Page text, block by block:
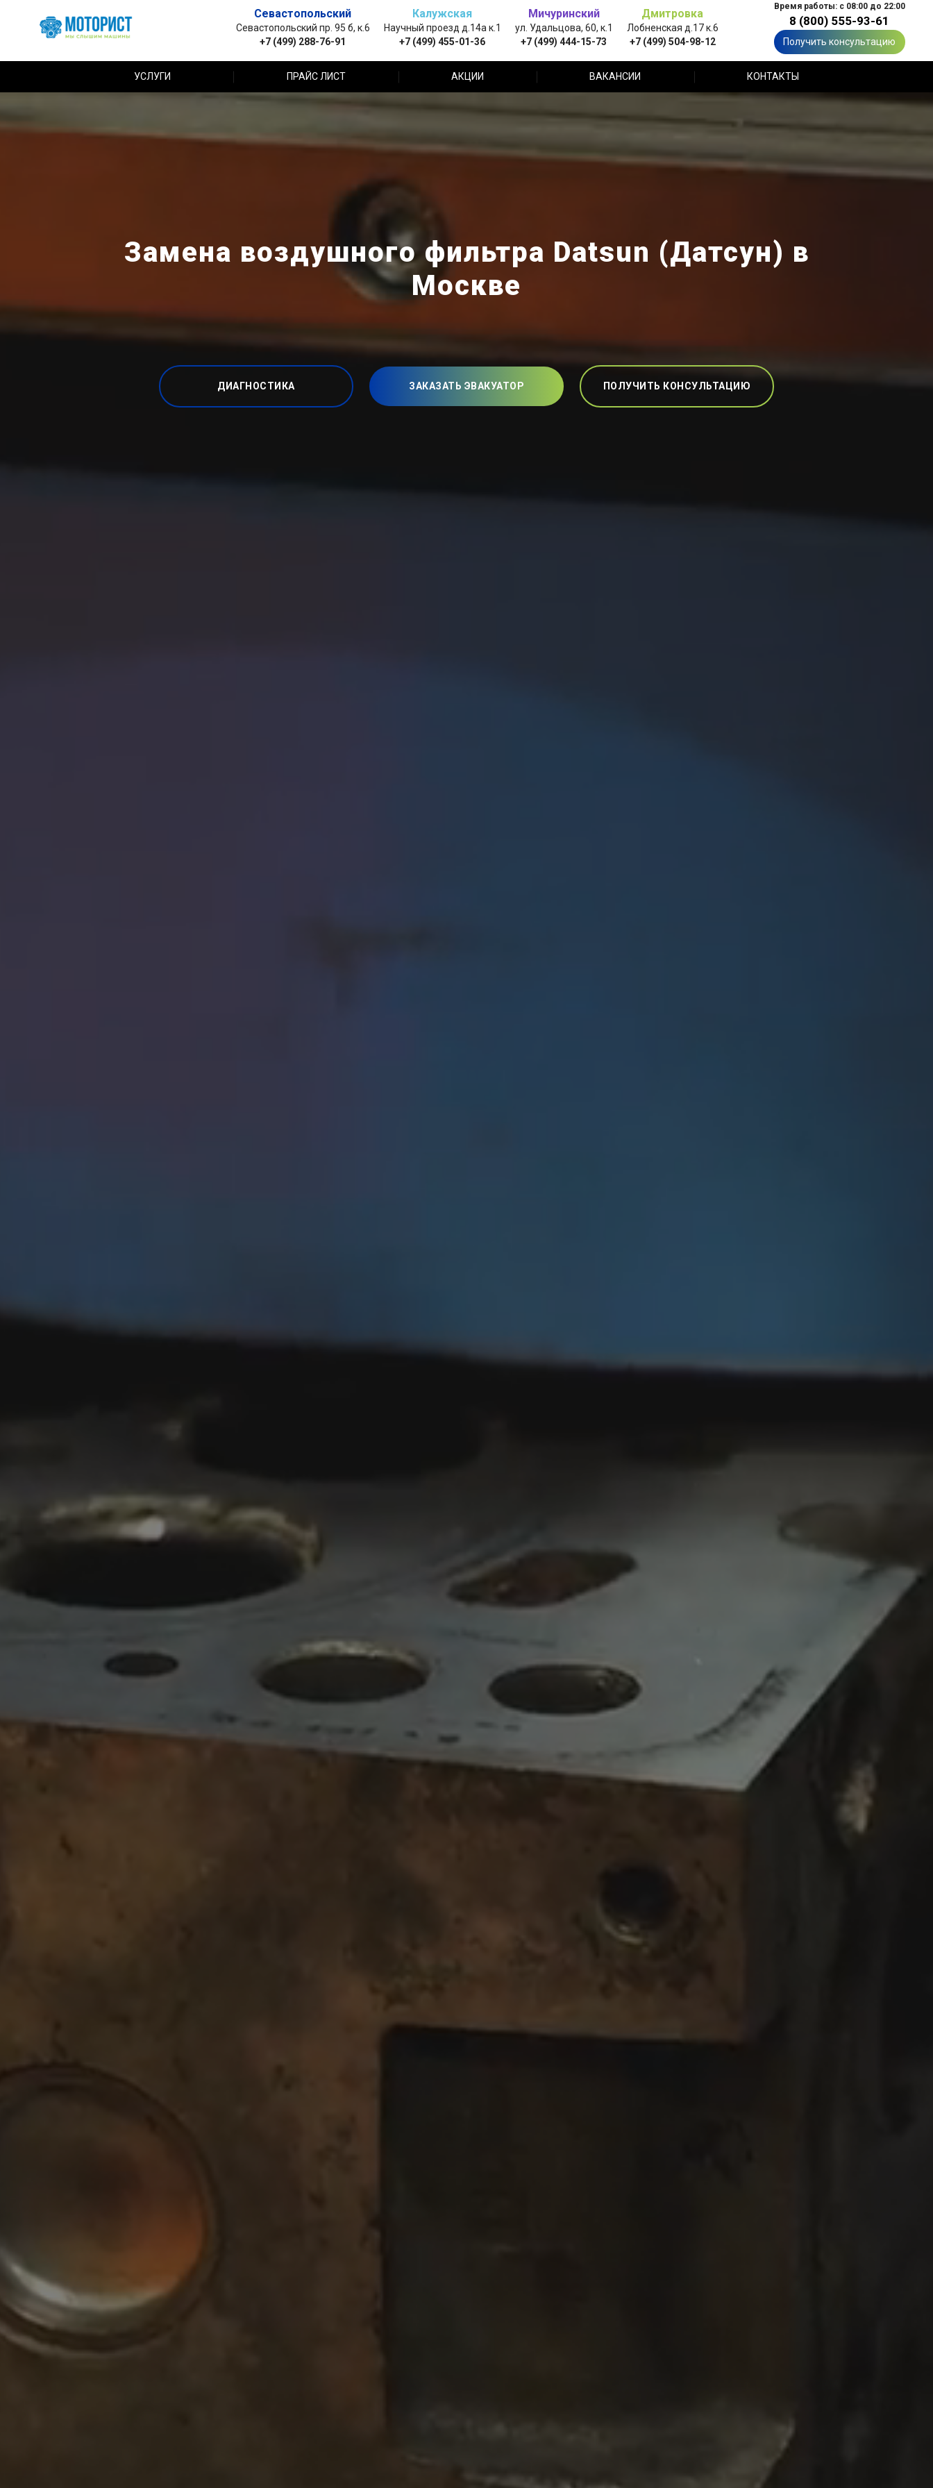
Севастопольский
Севастопольский пр. 95 б, к.6
+7 (499) 288-76-91
Калужская
Научный проезд д.14а к.1
+7 (499) 455-01-36
Мичуринский
ул. Удальцова, 60, к.1
+7 (499) 444-15-73
Дмитровка
Лобненская д.17 к.6
+7 (499) 504-98-12
Время работы: с 08:00 до 22:00
8 (800) 555-93-61
Получить консультацию
УСЛУГИ ПРАЙС ЛИСТ АКЦИИ ВАКАНСИИ КОНТАКТЫ
Замена воздушного фильтра Datsun (Датсун) в
Москве
ДИАГНОСТИКА ЗАКАЗАТЬ ЭВАКУАТОР ПОЛУЧИТЬ КОНСУЛЬТАЦИЮ